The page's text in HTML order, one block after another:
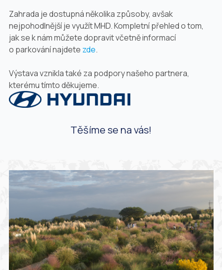
Zahrada je dostupná několika způsoby, avšak
nejpohodlnější je využít MHD. Kompletní přehled o tom,
jak se k nám můžete dopravit včetně informací
o parkování najdete zde.
Výstava vznikla také za podpory našeho partnera,
kterému tímto děkujeme.
Těšíme se na vás!